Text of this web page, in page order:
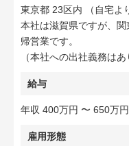
東京都 23区内 （自宅よ
本社は滋賀県ですが、
帰営業です。
（本社への出社義務はあ
給与
年収 400万円 〜 650万円
雇用形態